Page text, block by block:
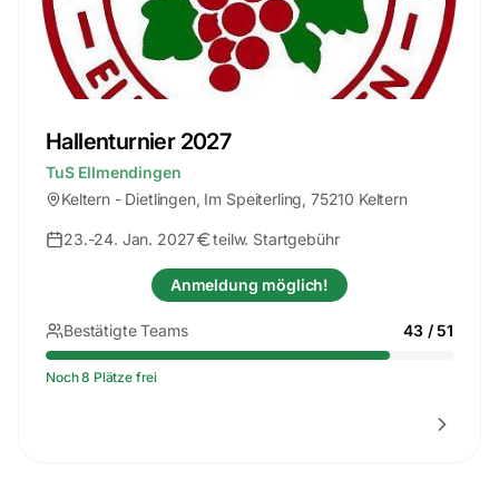
Hallenturnier 2027
TuS Ellmendingen
Keltern - Dietlingen, Im Speiterling, 75210 Keltern
23.-24. Jan. 2027 teilw. Startgebühr
Anmeldung möglich!
Bestätigte Teams 43/51
Noch 8 Plätze frei